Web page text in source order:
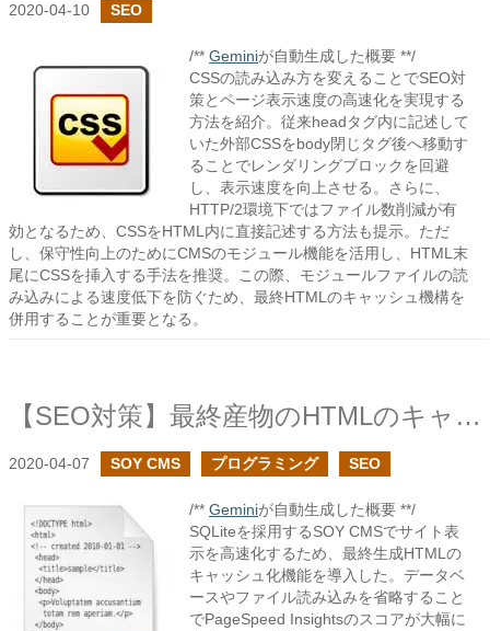
2020-04-10 SEO
/** Geminiが自動生成した概要 **/
CSSの読み込み方を変えることでSEO対
策とページ表示速度の高速化を実現する
方法を紹介。従来headタグ内に記述して
いた外部CSSをbody閉じタグ後へ移動す
ることでレンダリングブロックを回避
し、表示速度を向上させる。さらに、
HTTP/2環境下ではファイル数削減が有
効となるため、CSSをHTML内に直接記述する方法も提示。ただ
し、保守性向上のためにCMSのモジュール機能を活用し、HTML末
尾にCSSを挿入する手法を推奨。この際、モジュールファイルの読
み込みによる速度低下を防ぐため、最終HTMLのキャッシュ機構を
併用することが重要となる。
【SEO対策】最終産物のHTMLのキャッシュで高速化
2020-04-07 SOY CMS プログラミング SEO
/** Geminiが自動生成した概要 **/
SQLiteを採用するSOY CMSでサイト表
示を高速化するため、最終生成HTMLの
キャッシュ化機能を導入した。データベ
ースやファイル読み込みを省略すること
でPageSpeed Insightsのスコアが大幅に